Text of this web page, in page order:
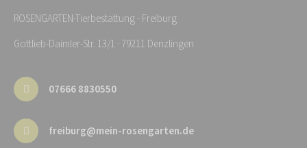
ROSENGARTEN-Tierbestattung - Freiburg
Gottlieb-Daimler-Str. 13/1 · 79211 Denzlingen
07666 8830550
freiburg@mein-rosengarten.de